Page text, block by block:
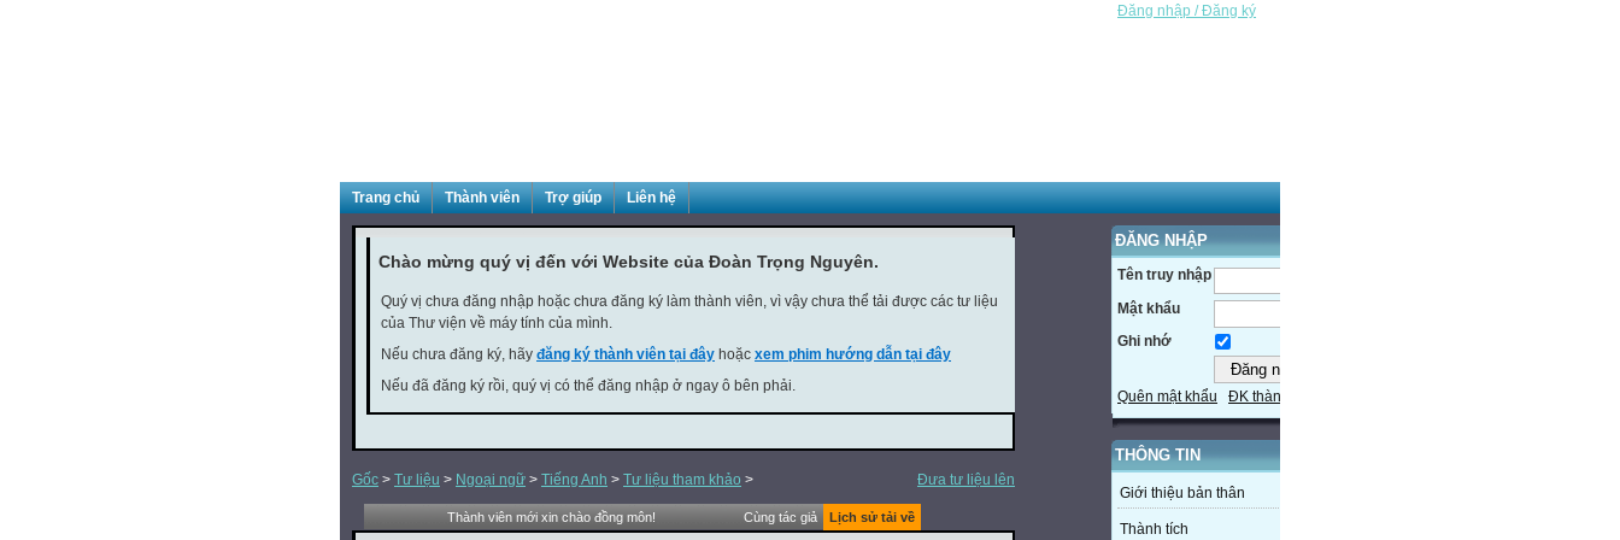
Đăng nhập / Đăng ký
Trang chủ Thành viên Trợ giúp Liên hệ
ĐĂNG NHẬP
Tên truy nhập
Mật khẩu
Ghi nhớ
Quên mật khẩu ĐK thành viên
THÔNG TIN
Giới thiệu bản thân
Thành tích
Chào mừng quý vị đến với Website của Đoàn Trọng Nguyên.
Quý vị chưa đăng nhập hoặc chưa đăng ký làm thành viên, vì vậy chưa thể tải được các tư liệu
của Thư viện về máy tính của mình.
Nếu chưa đăng ký, hãy đăng ký thành viên tại đây hoặc xem phim hướng dẫn tại đây
Nếu đã đăng ký rồi, quý vị có thể đăng nhập ở ngay ô bên phải.
Đưa tư liệu lên
Gốc > Tư liệu > Ngoại ngữ > Tiếng Anh > Tư liệu tham khảo >
Thành viên mới xin chào đồng môn! Cùng tác giả Lịch sử tải về